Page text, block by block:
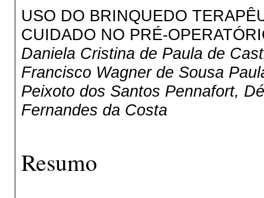
USO DO BRINQUEDO
CUIDADO NO PRÉ-
Daniela Cristina de Paula de
Francisco Wagner de Sousa
Peixoto dos Santos Pennafort,
Fernandes da Costa
Resumo